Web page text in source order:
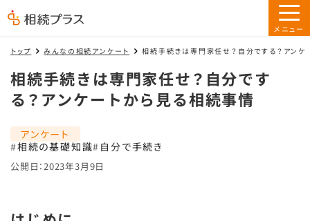
トップ みんなの相続アンケート 相続手続きは専門家任せ？自分でする？アンケ
相続手続きは専門家任せ？自分です
る？アンケートから見る相続事情
アンケート
相続の基礎知識 自分で手続き
公開日：2023年3月9日